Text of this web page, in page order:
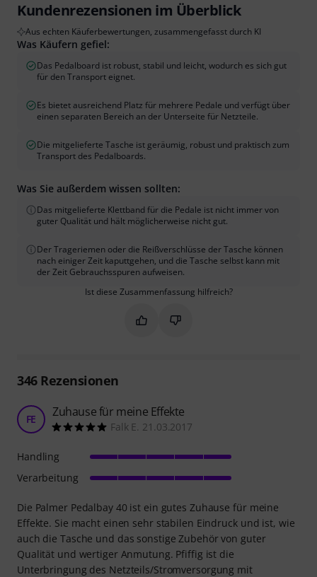
Kundenrezensionen im Überblick
Aus echten Käuferbewertungen, zusammengefasst durch KI
Was Käufern gefiel:
Das Pedalboard ist robust, stabil und leicht, wodurch es sich gut
für den Transport eignet.
Es bietet ausreichend Platz für mehrere Pedale und verfügt über
einen separaten Bereich an der Unterseite für Netzteile.
Die mitgelieferte Tasche ist geräumig, robust und praktisch zum
Transport des Pedalboards.
Was Sie außerdem wissen sollten:
Das mitgelieferte Klettband für die Pedale ist nicht immer von
guter Qualität und hält möglicherweise nicht gut.
Der Trageriemen oder die Reißverschlüsse der Tasche können
nach einiger Zeit kaputtgehen, und die Tasche selbst kann mit
der Zeit Gebrauchsspuren aufweisen.
Ist diese Zusammenfassung hilfreich?
Markieren Sie diese
Markieren Sie diese
346Rezensionen
FE Zuhause für meine Effekte
Falk E. 21.03.2017
Die Palmer Pedalbay 40 ist ein gutes Zuhause für meine
Effekte. Sie macht einen sehr stabilen Eindruck und ist, wie
auch die Tasche und das sonstige Zubehör von guter
Qualität und wertiger Anmutung. Pfiffig ist die
Unterbringung des Netzteils/Stromversorgung mit
Handling
Verarbeitung